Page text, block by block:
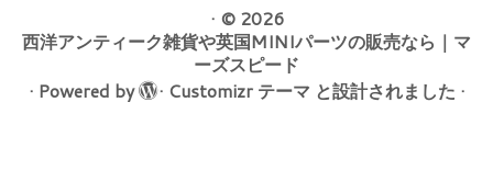
· © 2026
西洋アンティーク雑貨や英国MINIパーツの販売なら｜マ
ーズスピード
· Powered by · Customizr テーマ と設計されました ·